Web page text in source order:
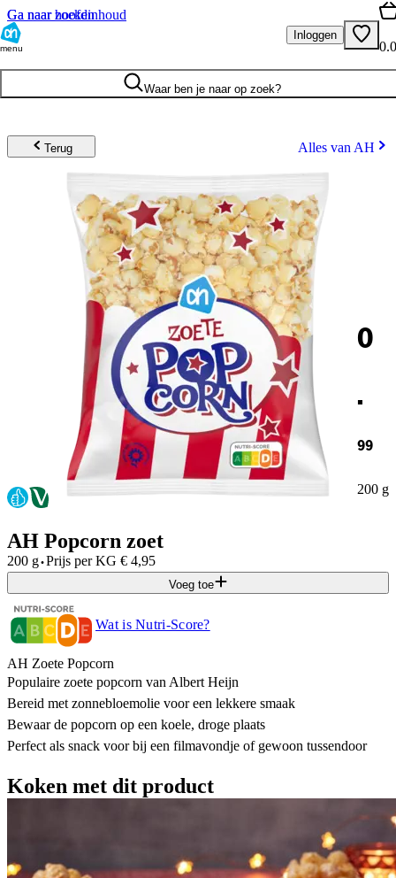
Ga naar hoofdinhoud
Ga naar zoeken
menu
Inloggen
Waar ben je naar op zoek?
Terug Alles van AH
0
.
99
200 g
AH Popcorn zoet
200 g·Prijs per KG € 4,95
Voeg toe
Wat is Nutri-Score?
AH Zoete Popcorn
Populaire zoete popcorn van Albert Heijn
Bereid met zonnebloemolie voor een lekkere smaak
Bewaar de popcorn op een koele, droge plaats
Perfect als snack voor bij een filmavondje of gewoon tussendoor
Koken met dit product